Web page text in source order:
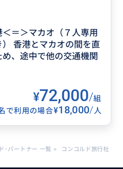
＜＝＞マカオ（７人専用
香港とマカオの間を直
、途中で他の交通機関
¥72,000/組
で利用の場合¥18,000/人
･パートナー 一覧 > コンコルド旅行社